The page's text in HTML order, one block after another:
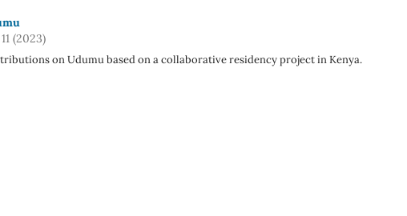
(2023)
on Udumu based on a collaborative residency project in Kenya.